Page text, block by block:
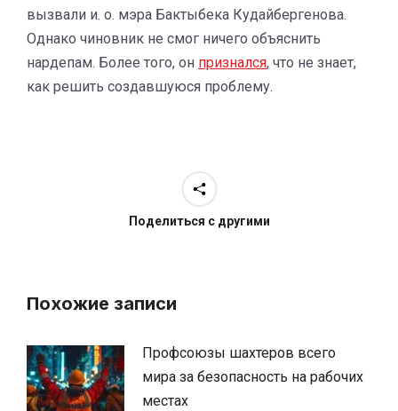
вызвали и. о. мэра Бактыбека Кудайбергенова.
Однако чиновник не смог ничего объяснить
нардепам. Более того, он признался, что не знает,
как решить создавшуюся проблему.
Поделиться с другими
Похожие записи
Профсоюзы шахтеров всего
мира за безопасность на рабочих
местах